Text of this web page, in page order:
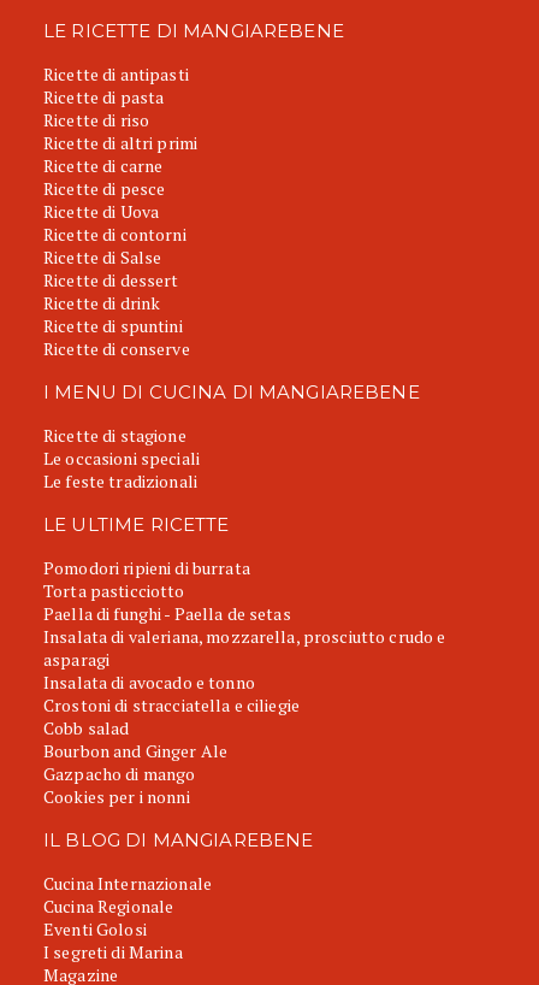
LE RICETTE DI MANGIAREBENE
Ricette di antipasti
Ricette di pasta
Ricette di riso
Ricette di altri primi
Ricette di carne
Ricette di pesce
Ricette di Uova
Ricette di contorni
Ricette di Salse
Ricette di dessert
Ricette di drink
Ricette di spuntini
Ricette di conserve
I MENU DI CUCINA DI MANGIAREBENE
Ricette di stagione
Le occasioni speciali
Le feste tradizionali
LE ULTIME RICETTE
Pomodori ripieni di burrata
Torta pasticciotto
Paella di funghi - Paella de setas
Insalata di valeriana, mozzarella, prosciutto crudo e
asparagi
Insalata di avocado e tonno
Crostoni di stracciatella e ciliegie
Cobb salad
Bourbon and Ginger Ale
Gazpacho di mango
Cookies per i nonni
IL BLOG DI MANGIAREBENE
Cucina Internazionale
Cucina Regionale
Eventi Golosi
I segreti di Marina
Magazine